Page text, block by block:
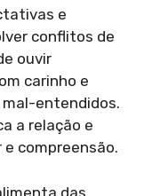
e
conflitos de
ouvir
carinho e
entendidos.
a relação e
compreensão.
das